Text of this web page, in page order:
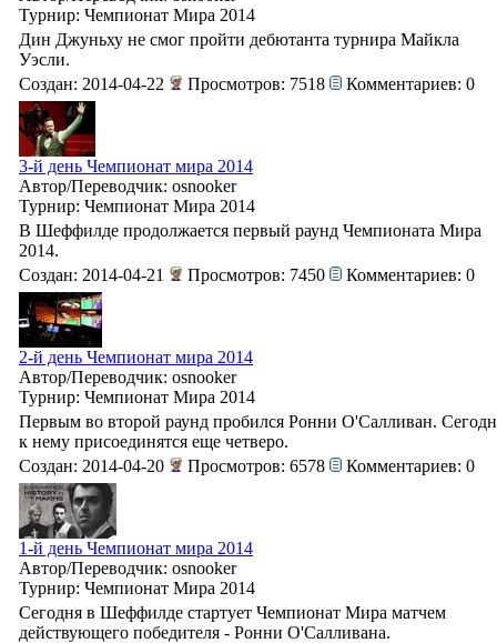
Турнир: Чемпионат Мира 2014
Дин Джуньху не смог пройти дебютанта турнира Майкла
Уэсли.
Создан: 2014-04-22
Просмотров: 7518 Комментариев: 0
3-й день Чемпионат мира 2014
Автор/Переводчик: osnooker
Турнир: Чемпионат Мира 2014
В Шеффилде продолжается первый раунд Чемпионата Мира
2014.
Создан: 2014-04-21
Просмотров: 7450 Комментариев: 0
2-й день Чемпионат мира 2014
Автор/Переводчик: osnooker
Турнир: Чемпионат Мира 2014
Первым во второй раунд пробился Ронни О'Салливан.
к нему присоединятся еще четверо.
Создан: 2014-04-20
Просмотров: 6578 Комментариев: 0
1-й день Чемпионат мира 2014
Автор/Переводчик: osnooker
Турнир: Чемпионат Мира 2014
Сегодня в Шеффилде стартует Чемпионат Мира матчем
действующего победителя - Ронни О'Салливана.